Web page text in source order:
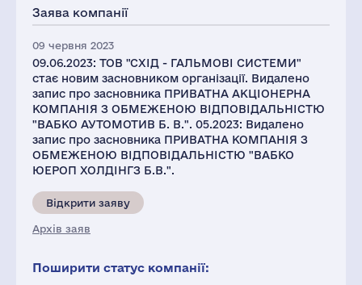
40
Заява компанії
09 червня 2023
09.06.2023: ТОВ "СХІД - ГАЛЬМОВІ СИСТЕМИ"
стає новим засновником організації. Видалено
запис про засновника ПРИВАТНА АКЦІОНЕРНА
КОМПАНІЯ З ОБМЕЖЕНОЮ ВІДПОВІДАЛЬНІСТЮ
"ВАБКО АУТОМОТИВ Б. В.". 05.2023: Видалено
запис про засновника ПРИВАТНА КОМПАНІЯ З
ОБМЕЖЕНОЮ ВІДПОВІДАЛЬНІСТЮ "ВАБКО
ЮЕРОП ХОЛДІНГЗ Б.В.".
Відкрити заяву
Архів заяв
Поширити статус компанії: